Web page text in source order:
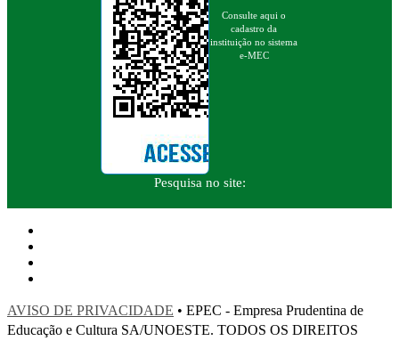
Consulte aqui o
cadastro da
instituição no sistema
e-MEC
Pesquisa no site:
AVISO DE PRIVACIDADE • EPEC - Empresa Prudentina de
Educação e Cultura SA/UNOESTE. TODOS OS DIREITOS